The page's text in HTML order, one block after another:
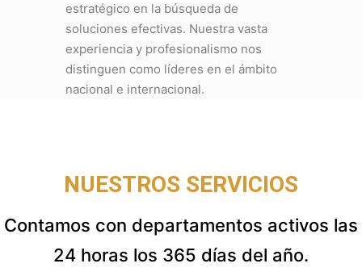
estratégico en la búsqueda de
soluciones efectivas. Nuestra vasta
experiencia y profesionalismo nos
distinguen como líderes en el ámbito
nacional e internacional.
NUESTROS SERVICIOS
Contamos con departamentos activos las
24 horas los 365 días del año.